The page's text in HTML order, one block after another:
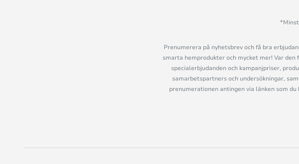
Prenumerera på nyhetsbrev och få bra
smarta hemprodukter och mycket mer! Var
specialerbjudanden och kampanjpriser,
samarbetspartners och undersökningar,
prenumerationen antingen via länken som